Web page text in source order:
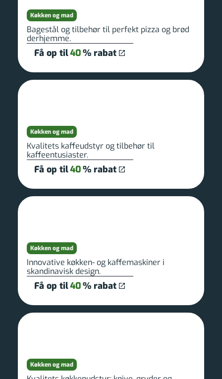
Køkken og mad
Bagestål og tilbehør til perfekt pizza og brød
derhjemme.
Få op til40% rabat
Køkken og mad
Kvalitets kaffeudstyr og tilbehør til
kaffeentusiaster.
Få op til40% rabat
Køkken og mad
Innovative køkken- og kaffemaskiner i
skandinavisk design.
Få op til40% rabat
Køkken og mad